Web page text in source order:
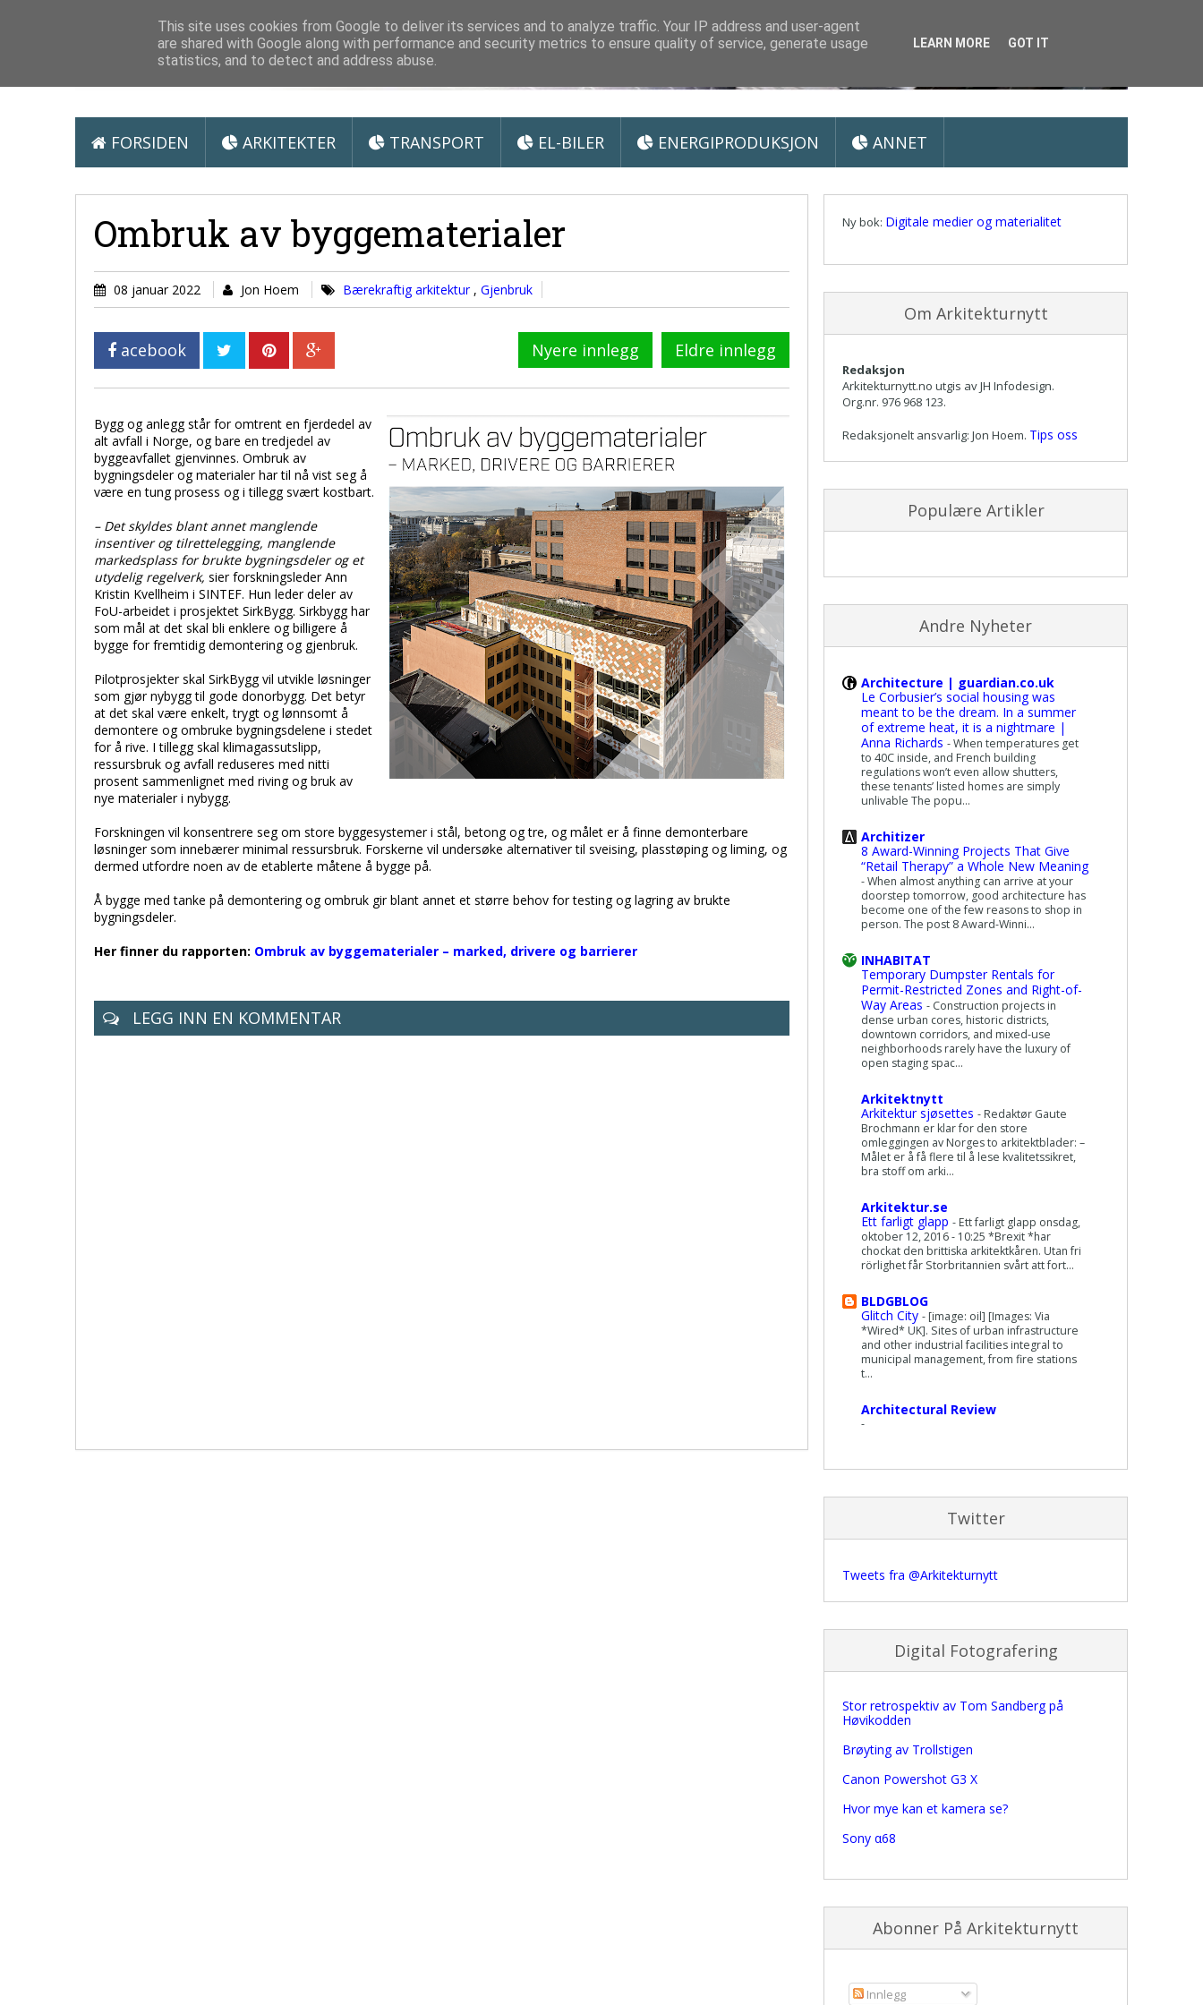
Arkitektur & Miljøteknologi
FORSIDEN ARKITEKTER TRANSPORT EL-BILER ENERGIPRODUKSJON ANNET
Ombruk av byggematerialer
08 januar 2022 Jon Hoem Bærekraftig arkitektur , Gjenbruk
acebook Nyere innlegg Eldre innlegg
Bygg og anlegg står for omtrent en fjerdedel av
alt avfall i Norge, og bare en tredjedel av
byggeavfallet gjenvinnes. Ombruk av
bygningsdeler og materialer har til nå vist seg å
være en tung prosess og i tillegg svært kostbart.
– Det skyldes blant annet manglende
insentiver og tilrettelegging, manglende
markedsplass for brukte bygningsdeler og et
utydelig regelverk, sier forskningsleder Ann
Kristin Kvellheim i SINTEF. Hun leder deler av
FoU-arbeidet i prosjektet SirkBygg. Sirkbygg har
som mål at det skal bli enklere og billigere å
bygge for fremtidig demontering og gjenbruk.
Pilotprosjekter skal SirkBygg vil utvikle løsninger
som gjør nybygg til gode donorbygg. Det betyr
at det skal være enkelt, trygt og lønnsomt å
demontere og ombruke bygningsdelene i stedet
for å rive. I tillegg skal klimagassutslipp,
ressursbruk og avfall reduseres med nitti
prosent sammenlignet med riving og bruk av
nye materialer i nybygg.
Forskningen vil konsentrere seg om store byggesystemer i stål, betong og tre, og målet er å finne demonterbare
løsninger som innebærer minimal ressursbruk. Forskerne vil undersøke alternativer til sveising, plasstøping og liming, og
dermed utfordre noen av de etablerte måtene å bygge på.
Å bygge med tanke på demontering og ombruk gir blant annet et større behov for testing og lagring av brukte
bygningsdeler.
Her finner du rapporten: Ombruk av byggematerialer – marked, drivere og barrierer
LEGG INN EN KOMMENTAR
Ny bok: Digitale medier og materialitet
Om Arkitekturnytt
Redaksjon
Arkitekturnytt.no utgis av JH Infodesign.
Org.nr. 976 968 123.
Redaksjonelt ansvarlig: Jon Hoem. Tips oss
Populære Artikler
Andre Nyheter
Architecture | guardian.co.uk
Le Corbusier’s social housing was
meant to be the dream. In a summer
of extreme heat, it is a nightmare |
Anna Richards -When temperatures get
to 40C inside, and French building
regulations won’t even allow shutters,
these tenants’ listed homes are simply
unlivable The popu...
Architizer
8 Award-Winning Projects That Give
“Retail Therapy” a Whole New Meaning
-When almost anything can arrive at your
doorstep tomorrow, good architecture has
become one of the few reasons to shop in
person. The post 8 Award-Winni...
INHABITAT
Temporary Dumpster Rentals for
Permit-Restricted Zones and Right-of-
Way Areas - Construction projects in
dense urban cores, historic districts,
downtown corridors, and mixed-use
neighborhoods rarely have the luxury of
open staging spac...
Arkitektnytt
Arkitektur sjøsettes - Redaktør Gaute
Brochmann er klar for den store
omleggingen av Norges to arkitektblader: –
Målet er å få flere til å lese kvalitetssikret,
bra stoff om arki...
Arkitektur.se
Ett farligt glapp - Ett farligt glapp onsdag,
oktober 12, 2016 - 10:25 *Brexit *har
chockat den brittiska arkitektkåren. Utan fri
rörlighet får Storbritannien svårt att fort...
BLDGBLOG
Glitch City - [image: oil] [Images: Via
*Wired* UK]. Sites of urban infrastructure
and other industrial facilities integral to
municipal management, from fire stations
t...
Architectural Review
-
Twitter
Tweets fra @Arkitekturnytt
Digital Fotografering
Stor retrospektiv av Tom Sandberg på
Høvikodden
Brøyting av Trollstigen
Canon Powershot G3 X
Hvor mye kan et kamera se?
Sony α68
Abonner På Arkitekturnytt
Innlegg
This site uses cookies from Google to deliver its services and to analyze traffic. Your IP address and user-agent
are shared with Google along with performance and security metrics to ensure quality of service, generate usage
statistics, and to detect and address abuse.
LEARN MORE GOT IT